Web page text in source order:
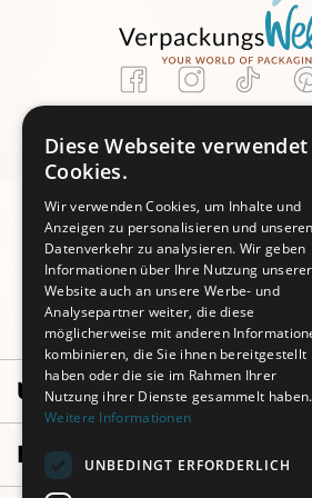
Kundenservice
Montag -
Donnerstag:
09:00 - 16:00 Uhr
Freitag:
09:00
Persönliche
+49 (0)911
Unternehmen
Informationen
Diese Webseite verwendet
Cookies.
Wir verwenden Cookies, um Inhalte und
Anzeigen zu personalisieren und unseren
Datenverkehr zu analysieren. Wir geben
Informationen über Ihre Nutzung unserer
Website auch an unsere Werbe- und
Analysepartner weiter, die diese
möglicherweise mit anderen
kombinieren, die Sie ihnen bereitgestellt
haben oder die sie im Rahmen Ihrer
Nutzung ihrer Dienste gesammelt haben.
Weitere Informationen
UNBEDINGT ERFORDERLICH